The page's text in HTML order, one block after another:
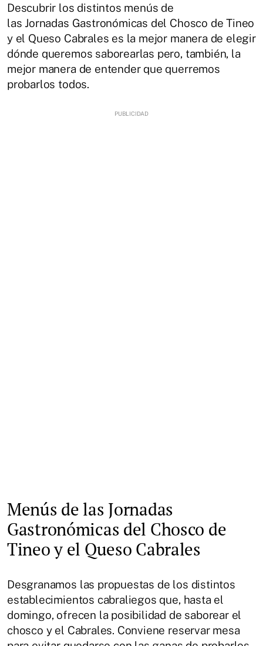
Descubrir los distintos menús de
las Jornadas Gastronómicas del Chosco de Tineo
y el Queso Cabrales es la mejor manera de elegir
dónde queremos saborearlas pero, también, la
mejor manera de entender que querremos
probarlos todos.
Menús de las Jornadas
Gastronómicas del Chosco de
Tineo y el Queso Cabrales
Desgranamos las propuestas de los distintos
establecimientos cabraliegos que, hasta el
domingo, ofrecen la posibilidad de saborear el
chosco y el Cabrales. Conviene reservar mesa